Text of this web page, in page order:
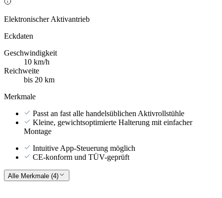
Elektronischer Aktivantrieb
Eckdaten
Geschwindigkeit
10 km/h
Reichweite
bis 20 km
Merkmale
Passt an fast alle handelsüblichen Aktivrollstühle
Kleine, gewichtsoptimierte Halterung mit einfacher
Montage
Intuitive App-Steuerung möglich
CE-konform und TÜV-geprüft
Alle Merkmale (4)